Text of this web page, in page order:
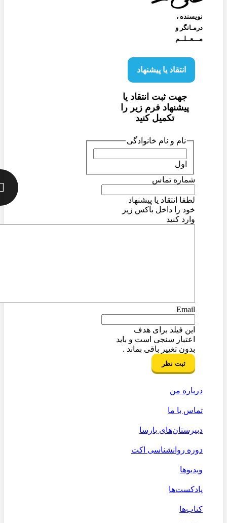
نویسنده‌ ،
درمـانگر و
مـــعــلــم
انتقاد یا پیشنهاد
جهت ثبت انتقاد یا
پیشنهاد فرم زیر را
تکمیل کنید
نام و نام خانوادگی
شماره تماس
لطفا انتقاد یا پیشنهاد
خود را داخل باکس زیر
وارد کنید
این فیلد برای هدف
اعتبار سنجی است و باید
بدون تغییر باقی بماند .
درباره من
تماس با ما
دبیرستان‌های بارسا
دوره روانشناسی اکت
ویدیوها
پادکست‌ها
کتاب‌ها